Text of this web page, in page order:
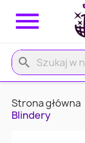

search
Strona główna
Blindery